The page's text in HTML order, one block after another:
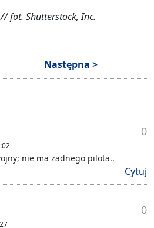
// fot. Shutterstock, Inc.
Następna >
0
nie ma zadnego pilota..
Cytuj
0